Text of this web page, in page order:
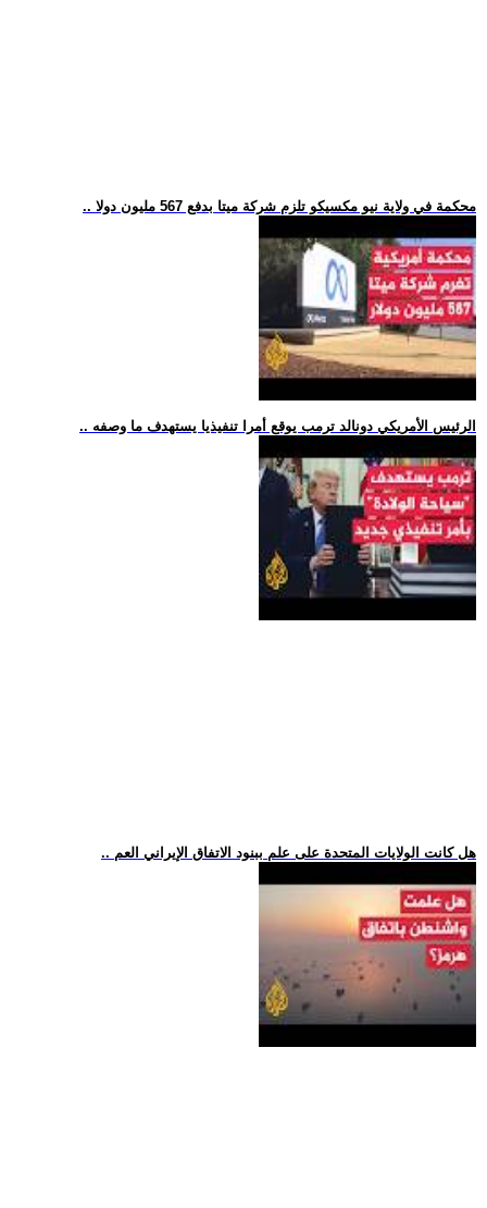
.. محكمة في ولاية نيو مكسيكو تلزم شركة ميتا بدفع 567 مليون دولا
.. الرئيس الأمريكي دونالد ترمب يوقع أمرا تنفيذيا يستهدف ما وصفه
.. هل كانت الولايات المتحدة على علم ببنود الاتفاق الإيراني العم